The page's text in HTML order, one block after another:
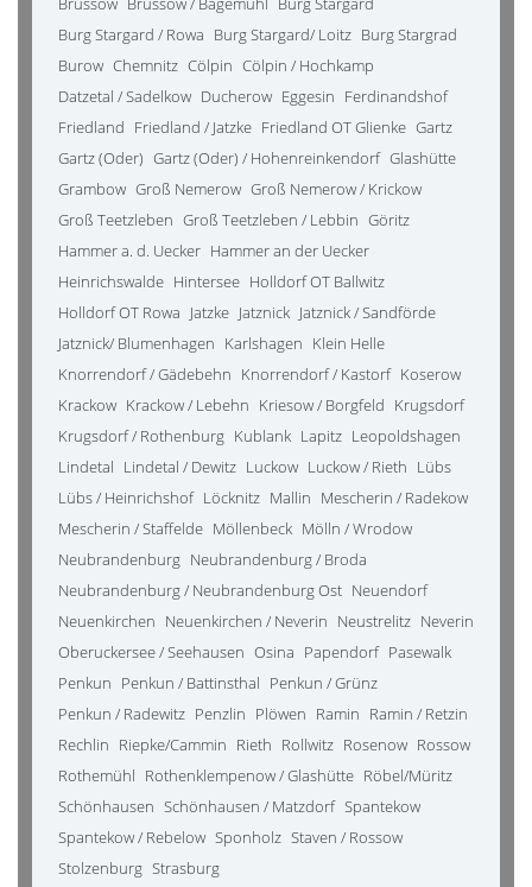
Burg Stargard / Rowa Burg Stargard/ Loitz Burg Stargrad
Burow Chemnitz Cölpin Cölpin / Hochkamp
Datzetal / Sadelkow Ducherow Eggesin Ferdinandshof
Friedland Friedland / Jatzke Friedland OT Glienke Gartz
Gartz (Oder) Gartz (Oder) / Hohenreinkendorf Glashütte
Grambow Groß Nemerow Groß Nemerow / Krickow
Groß Teetzleben Groß Teetzleben / Lebbin Göritz
Hammer a. d. Uecker Hammer an der Uecker
Heinrichswalde Hintersee Holldorf OT Ballwitz
Holldorf OT Rowa Jatzke Jatznick Jatznick / Sandförde
Jatznick/ Blumenhagen Karlshagen Klein Helle
Knorrendorf / Gädebehn Knorrendorf / Kastorf Koserow
Krackow Krackow / Lebehn Kriesow / Borgfeld Krugsdorf
Krugsdorf / Rothenburg Kublank Lapitz Leopoldshagen
Lindetal Lindetal / Dewitz Luckow Luckow / Rieth Lübs
Lübs / Heinrichshof Löcknitz Mallin Mescherin / Radekow
Mescherin / Staffelde Möllenbeck Mölln / Wrodow
Neubrandenburg Neubrandenburg / Broda
Neubrandenburg / Neubrandenburg Ost Neuendorf
Neuenkirchen Neuenkirchen / Neverin Neustrelitz Neverin
Oberuckersee / Seehausen Osina Papendorf Pasewalk
Penkun Penkun / Battinsthal Penkun / Grünz
Penkun / Radewitz Penzlin Plöwen Ramin Ramin / Retzin
Rechlin Riepke/Cammin Rieth Rollwitz Rosenow Rossow
Rothemühl Rothenklempenow / Glashütte Röbel/Müritz
Schönhausen Schönhausen / Matzdorf Spantekow
Spantekow / Rebelow Sponholz Staven / Rossow
Stolzenburg Strasburg